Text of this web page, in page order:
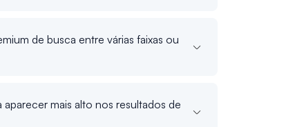
de busca entre várias faixas ou
aparecer mais alto nos resultados de